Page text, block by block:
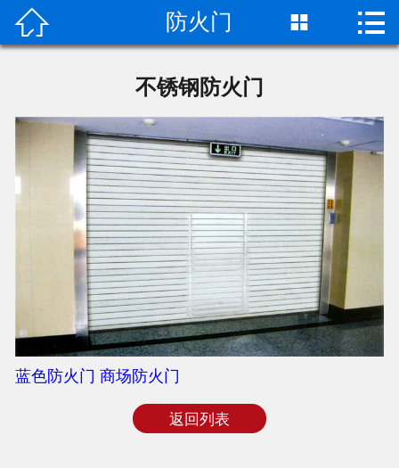
 首页
新闻中心
产品中心
在线留言
联系我们
 防火门  
不锈钢防火门
蓝色防火门 商场防火门
返回列表